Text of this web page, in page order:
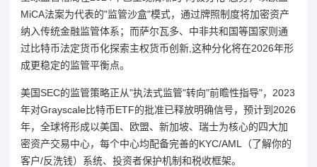
MiCA法案为代表的"监管沙盒"模式，通过牌照制度将加密资产
纳入传统金融监管体系；而萨尔瓦多、中非共和国等国家则通
过比特币法定货币化探索主权货币创新,这种分化将在2026年形
成更稳定的监管平衡点。
美国SEC的监管策略正从"执法式监管"转向"前瞻性指导"，2023
年对Grayscale比特币ETF的批准已释放明确信号，预计到2026
年，全球将形成以美国、欧盟、新加坡、瑞士为核心的四大加
密资产交易中心，每个中心均配备完善的KYC/AML（了解你的
客户/反洗钱）系统、投资者保护机制和税收框架。